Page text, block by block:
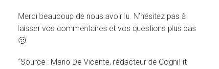
Merci beaucoup de nous avoir lu. N’hésitez pas à
laisser vos commentaires et vos questions plus bas
🙂
“Source : Mario De Vicente, rédacteur de CogniFit